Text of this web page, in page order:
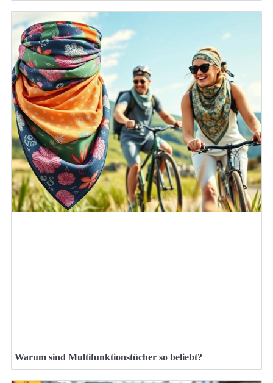
Warum sind Multifunktionstücher so beliebt?